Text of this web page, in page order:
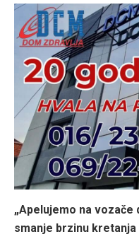
„Apelujemo na vozače
smanje brzinu